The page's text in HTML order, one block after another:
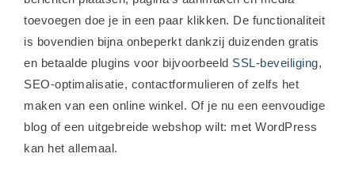
toevoegen doe je in een paar klikken. De functionaliteit
is bovendien bijna onbeperkt dankzij duizenden gratis
en betaalde plugins voor bijvoorbeeld SSL-beveiliging,
SEO-optimalisatie, contactformulieren of zelfs het
maken van een online winkel. Of je nu een eenvoudige
blog of een uitgebreide webshop wilt: met WordPress
kan het allemaal.